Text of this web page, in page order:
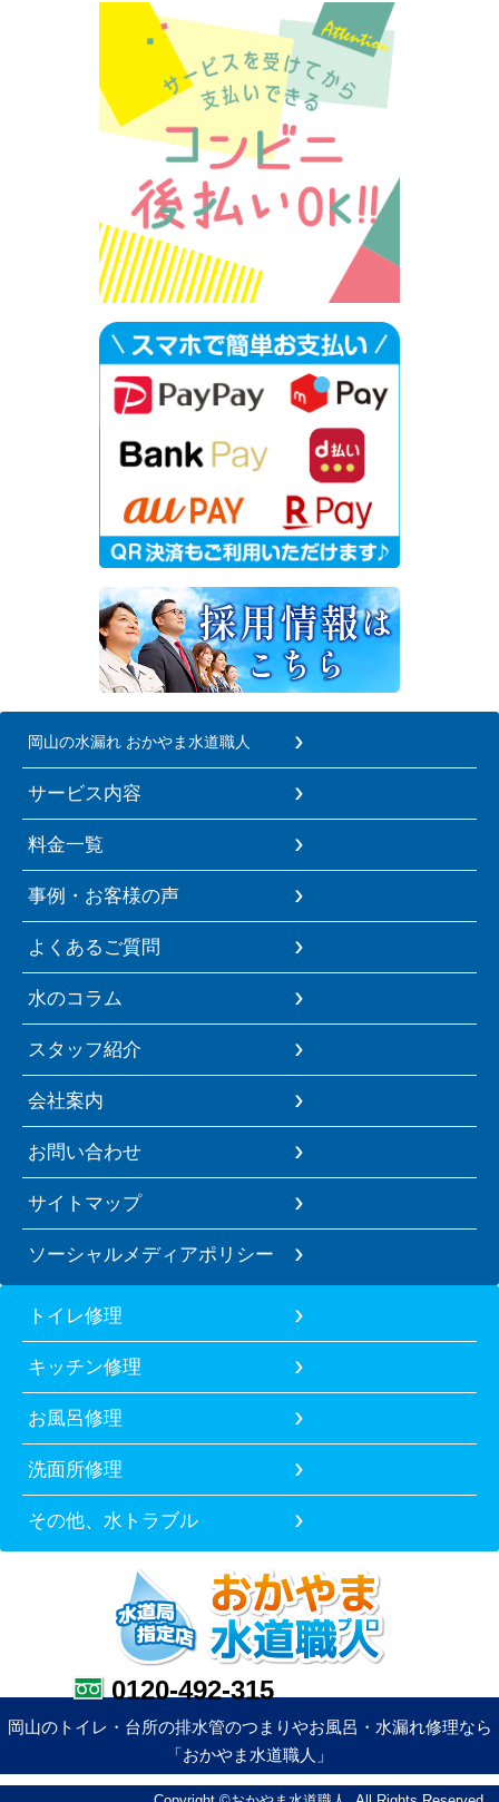
岡山の水漏れ おかやま水道職人
サービス内容
料金一覧
事例・お客様の声
よくあるご質問
水のコラム
スタッフ紹介
会社案内
お問い合わせ
サイトマップ
ソーシャルメディアポリシー
トイレ修理
キッチン修理
お風呂修理
洗面所修理
その他、水トラブル
0120-492-315
岡山のトイレ・台所の排水管のつまりやお風呂・水漏れ修理なら
「おかやま水道職人」